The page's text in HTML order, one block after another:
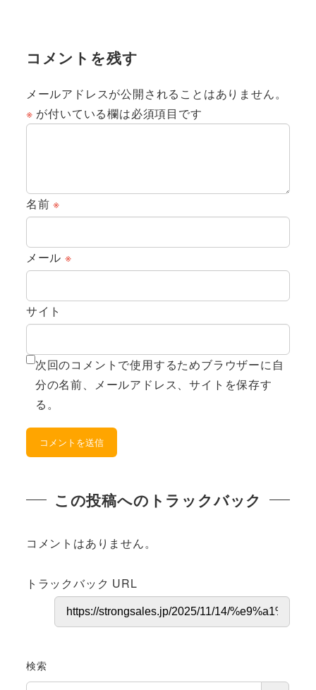
コメントを残す
メールアドレスが公開されることはありません。
※ が付いている欄は必須項目です
名前※
メール ※
サイト
次回のコメントで使用するためブラウザーに自
分の名前、メールアドレス、サイトを保存す
る。
この投稿へのトラックバック
コメントはありません。
トラックバック URL
検索